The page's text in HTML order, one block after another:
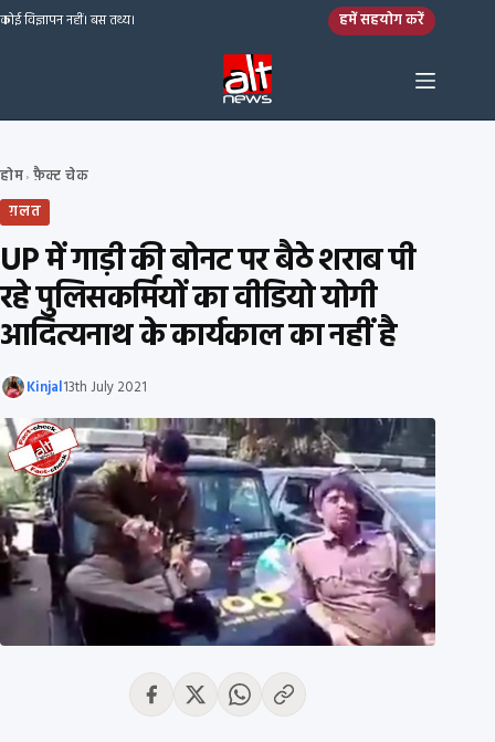
Skip to content
कोई विज्ञापन नहीं। बस तथ्य। हमें सहयोग करें
होम› फ़ैक्ट चेक
ग़लत
UP में गाड़ी की बोनट पर बैठे शराब पी
रहे पुलिसकर्मियों का वीडियो योगी
आदित्यनाथ के कार्यकाल का नहीं है
Kinjal13th July 2021